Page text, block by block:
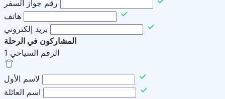
رقم جواز السفر
هاتف
بريد إلكتروني
المشاركون في الرحلة
الرقم السياحي 1
لاسم الأول
اسم العائلة